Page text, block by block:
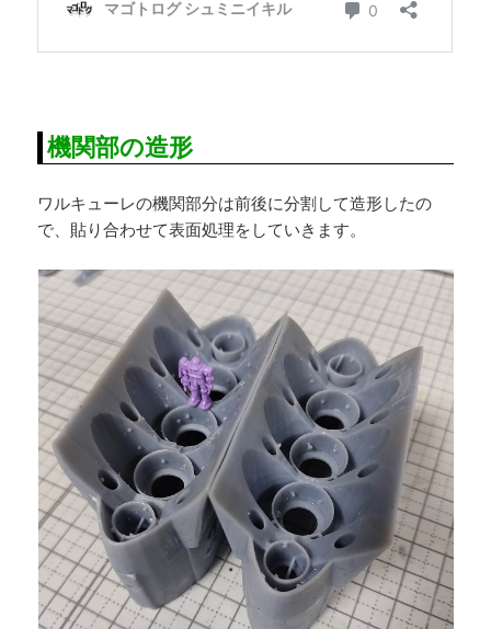
機関部の造形
ワルキューレの機関部分は前後に分割して造形したの
で、貼り合わせて表面処理をしていきます。